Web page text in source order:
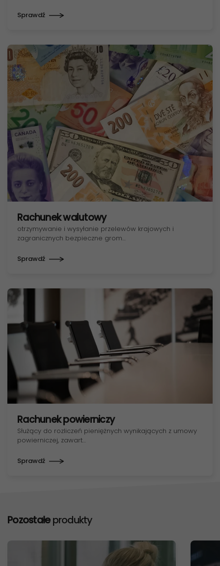
Sprawdź
Rachunek walutowy
otrzymywanie i wysyłanie przelewów krajowych i
zagranicznych bezpieczne grom…
Sprawdź
Rachunek powierniczy
Służący do rozliczeń pieniężnych wynikających z umowy
powierniczej, zawart…
Sprawdź
Pozostałeprodukty